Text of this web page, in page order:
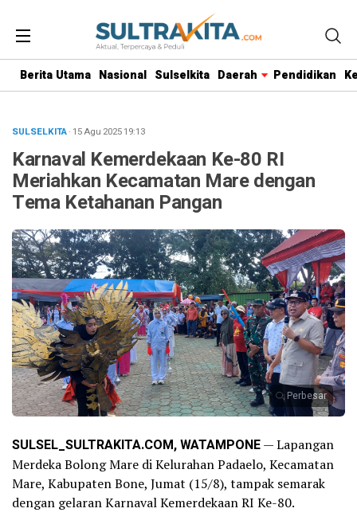
Berita Utama Nasional Sulselkita Daerah Pendidikan
SULSELKITA· 15 Agu 202519:13
Karnaval Kemerdekaan Ke-80 RI
Meriahkan Kecamatan Mare dengan
Tema Ketahanan Pangan
Perbesar
SULSEL_SULTRAKITA.COM, WATAMPONE— Lapangan
Merdeka Bolong Mare di Kelurahan Padaelo, Kecamatan
Mare, Kabupaten Bone, Jumat (15/8), tampak semarak
dengan gelaran Karnaval Kemerdekaan RI Ke-80.